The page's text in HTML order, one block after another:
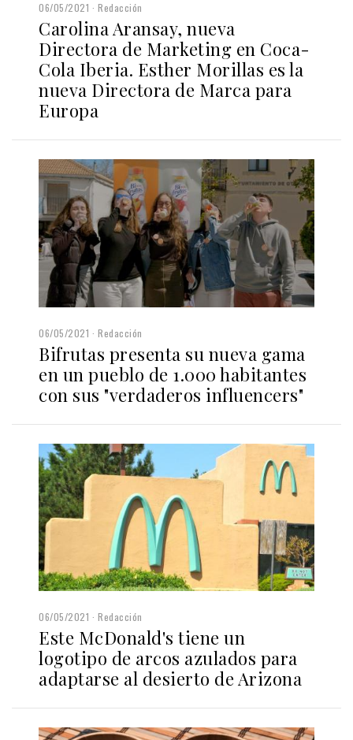
06/05/2021 Redacción
Carolina Aransay, nueva
Directora de Marketing en Coca-
Cola Iberia. Esther Morillas es la
nueva Directora de Marca para
Europa
06/05/2021 Redacción
Bifrutas presenta su nueva gama
en un pueblo de 1.000 habitantes
con sus "verdaderos influencers"
06/05/2021 Redacción
Este McDonald's tiene un
logotipo de arcos azulados para
adaptarse al desierto de Arizona